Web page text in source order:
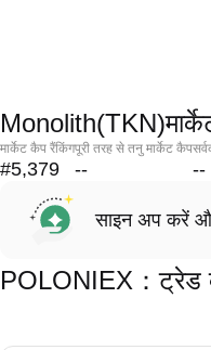
मार्केट कैप रैंकिंग
#5,379
पूरी तरह से तनु मार्केट कैप
-- --
साइन अप करें
POLONIEX：ट्रेड